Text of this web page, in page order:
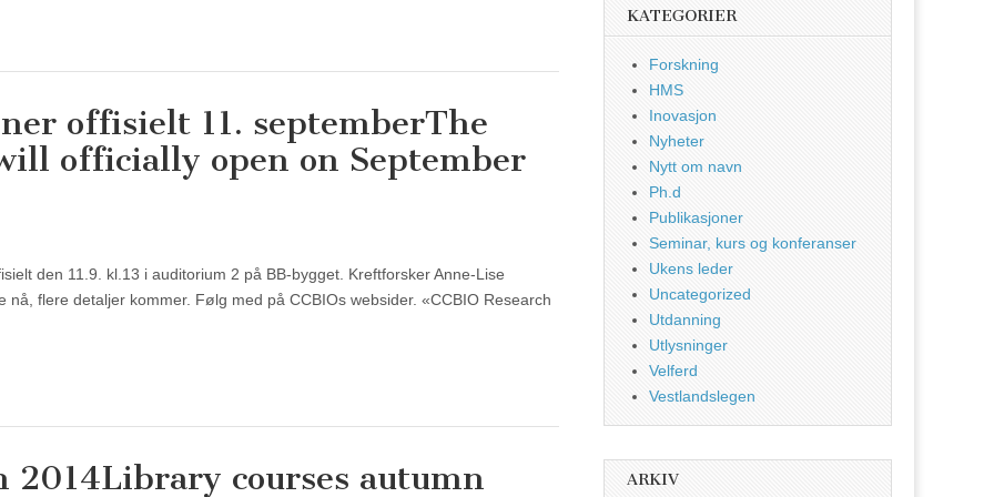
offisielt 11. septemberThe
officially open on September
den 11.9. kl.13 i auditorium 2 på BB-bygget. Kreftforsker Anne-Lise
flere detaljer kommer. Følg med på CCBIOs websider. «CCBIO Research
2014Library courses autumn
KATEGORIER
Forskning
HMS
Inovasjon
Nyheter
Nytt om navn
Ph.d
Publikasjoner
Seminar, kurs og konferanser
Ukens leder
Uncategorized
Utdanning
Utlysninger
Velferd
Vestlandslegen
ARKIV